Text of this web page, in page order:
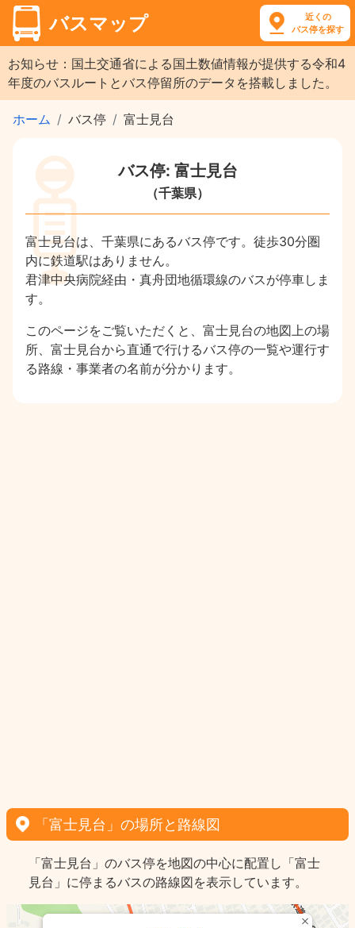
バスマップ
近くの
バス停を探す
お知らせ：国土交通省による国土数値情報が提供する令和4
年度のバスルートとバス停留所のデータを搭載しました。
ホーム バス停 富士見台
バス停: 富士見台
（千葉県）
富士見台は、千葉県にあるバス停です。徒歩30分圏
内に鉄道駅はありません。
君津中央病院経由・真舟団地循環線のバスが停車しま
す。
このページをご覧いただくと、富士見台の地図上の場
所、富士見台から直通で行けるバス停の一覧や運行す
る路線・事業者の名前が分かります。
「富士見台」の場所と路線図
「富士見台」のバス停を地図の中心に配置し「富士
見台」に停まるバスの路線図を表示しています。